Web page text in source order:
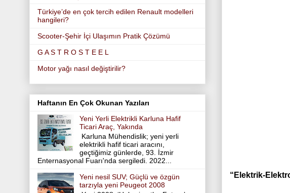
“Elektrik-
Türkiye’de en çok tercih edilen Renault modelleri
hangileri?
Scooter-Şehir İçi Ulaşımın Pratik Çözümü
G A S T R O S T E E L
Motor yağı nasıl değiştirilir?
Haftanın En Çok Okunan Yazıları
Yeni Yerli Elektrikli Karluna Hafif
Ticari Araç, Yakında
Karluna Mühendislik; yeni yerli
elektrikli hafif ticari aracını,
geçtiğimiz günlerde, 93. İzmir
Enternasyonal Fuarı'nda sergiledi. 2022...
Yeni nesil SUV; Güçlü ve özgün
tarzıyla yeni Peugeot 2008